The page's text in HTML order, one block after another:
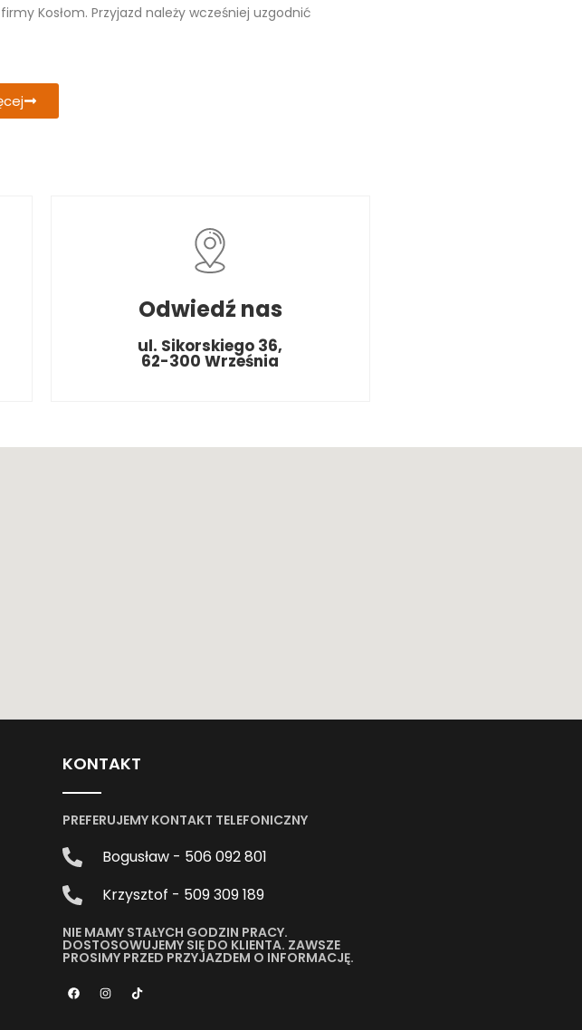
Kosłom. Przyjazd należy wcześniej uzgodnić
Odwiedź nas
ul. Sikorskiego 36,
62-300 Września
KONTAKT
PREFERUJEMY KONTAKT TELEFONICZNY
Bogusław - 506 092 801
Krzysztof - 509 309 189
NIE MAMY STAŁYCH GODZIN PRACY.
DOSTOSOWUJEMY SIĘ DO KLIENTA. ZAWSZE
PROSIMY PRZED PRZYJAZDEM O INFORMACJĘ.